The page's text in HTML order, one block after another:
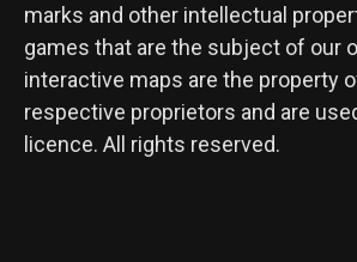
marks and other intellectual
games that are the subject of our
interactive maps are the property
respective proprietors and are
licence. All rights reserved.